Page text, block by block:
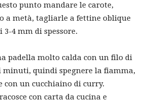
punto mandare le carote,
a metà, tagliarle a fettine oblique
4 mm di spessore.
padella molto calda con un filo di
minuti, quindi spegnere la fiamma,
con un cucchiaino di curry.
con carta da cucina e